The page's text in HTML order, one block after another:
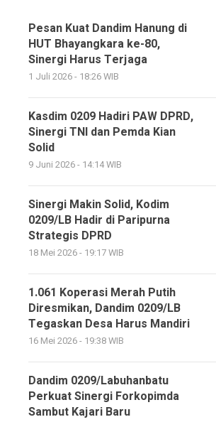
Pesan Kuat Dandim Hanung di
HUT Bhayangkara ke-80,
Sinergi Harus Terjaga
1 Juli 2026 - 18:26 WIB
Kasdim 0209 Hadiri PAW DPRD,
Sinergi TNI dan Pemda Kian
Solid
9 Juni 2026 - 14:14 WIB
Sinergi Makin Solid, Kodim
0209/LB Hadir di Paripurna
Strategis DPRD
18 Mei 2026 - 19:17 WIB
1.061 Koperasi Merah Putih
Diresmikan, Dandim 0209/LB
Tegaskan Desa Harus Mandiri
16 Mei 2026 - 19:38 WIB
Dandim 0209/Labuhanbatu
Perkuat Sinergi Forkopimda
Sambut Kajari Baru